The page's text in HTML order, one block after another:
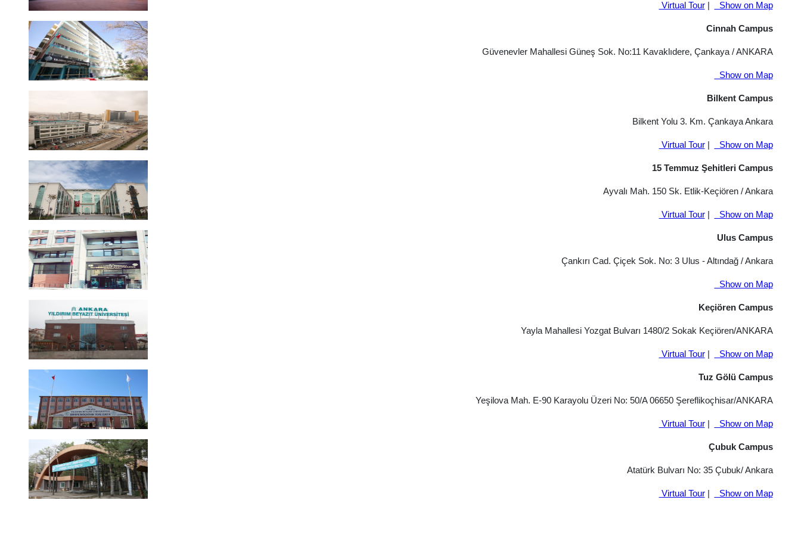
Virtual Tour| Show on Map
Cinnah Campus
Güvenevler Mahallesi Güneş Sok. No:11 Kavaklıdere, Çankaya / ANKARA
Show on Map
Bilkent Campus
Bilkent Yolu 3. Km. Çankaya Ankara
Virtual Tour| Show on Map
15 Temmuz Şehitleri Campus
Ayvalı Mah. 150 Sk. Etlik-Keçiören / Ankara
Virtual Tour| Show on Map
Ulus Campus
Çankırı Cad. Çiçek Sok. No: 3 Ulus - Altındağ / Ankara
Show on Map
Keçiören Campus
Yayla Mahallesi Yozgat Bulvarı 1480/2 Sokak Keçiören/ANKARA
Virtual Tour| Show on Map
Tuz Gölü Campus
Yeşilova Mah. E-90 Karayolu Üzeri No: 50/A 06650 Şereflikoçhisar/ANKARA
Virtual Tour| Show on Map
Çubuk Campus
Atatürk Bulvarı No: 35 Çubuk/ Ankara
Virtual Tour| Show on Map